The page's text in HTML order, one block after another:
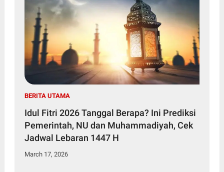
BERITA UTAMA
Idul Fitri 2026 Tanggal Berapa? Ini Prediksi
Pemerintah, NU dan Muhammadiyah, Cek
Jadwal Lebaran 1447 H
March 17, 2026